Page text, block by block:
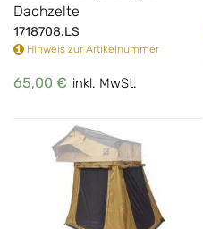
Dachzelte
1718708.LS
Hinweis zur Artikelnummer
65,00 € inkl. MwSt.